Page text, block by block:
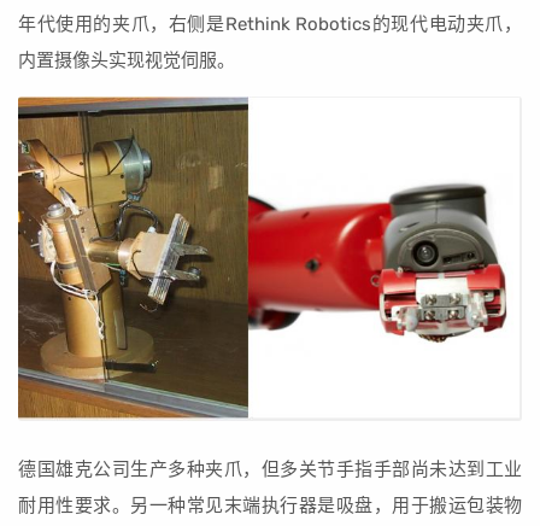
年代使用的夹爪，右侧是Rethink Robotics的现代电动夹爪，
内置摄像头实现视觉伺服。
德国雄克公司生产多种夹爪，但多关节手指手部尚未达到工业
耐用性要求。另一种常见末端执行器是吸盘，用于搬运包装物